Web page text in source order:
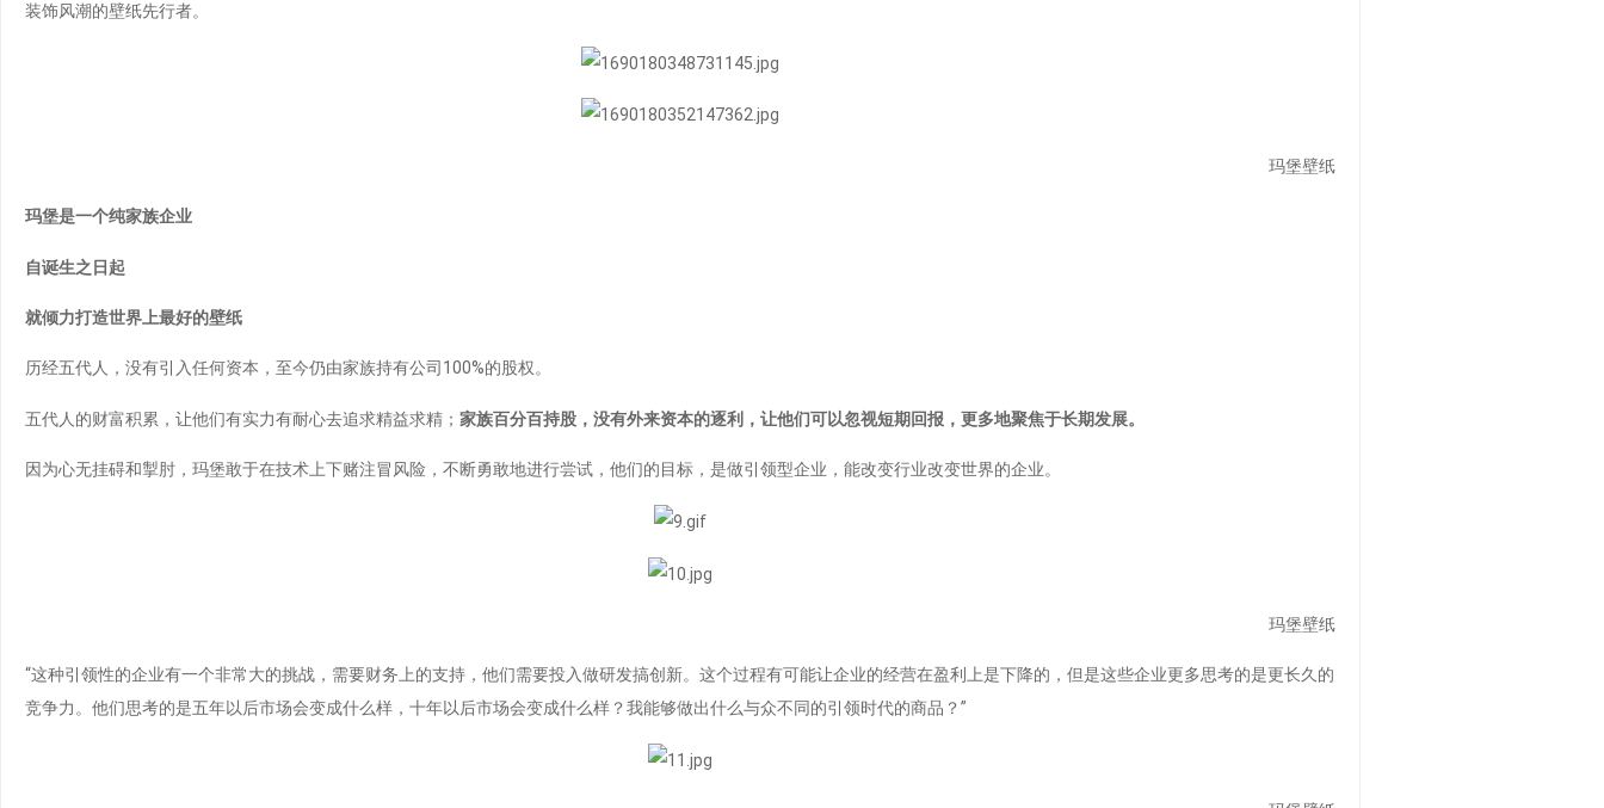
装饰风潮的壁纸先行者。
玛堡壁纸
玛堡是一个纯家族企业
自诞生之日起
就倾力打造世界上最好的壁纸
历经五代人，没有引入任何资本，至今仍由家族持有公司100%的股权。
五代人的财富积累，让他们有实力有耐心去追求精益求精； 家族百分百持股，没有外来资本的逐利，让他们可以忽视短期回报，更多地聚焦于长期发展。
因为心无挂碍和掣肘，玛堡敢于在技术上下赌注冒风险，不断勇敢地进行尝试，他们的目标，是做引领型企业，能改变行业改变世界的企业。
玛堡壁纸
“这种引领性的企业有一个非常大的挑战，需要财务上的支持，他们需要投入做研发搞创新。这个过程有可能让企业的经营在盈利上是下降的，但是这些企业更多思考的是更长久的
竞争力。他们思考的是五年以后市场会变成什么样，十年以后市场会变成什么样？我能够做出什么与众不同的引领时代的商品？”